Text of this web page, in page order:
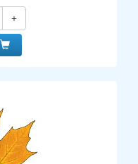
+